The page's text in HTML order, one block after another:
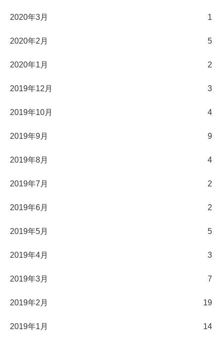
2020年3月 1
2020年2月 5
2020年1月 2
2019年12月 3
2019年10月 4
2019年9月 9
2019年8月 4
2019年7月 2
2019年6月 2
2019年5月 5
2019年4月 3
2019年3月 7
2019年2月 19
2019年1月 14